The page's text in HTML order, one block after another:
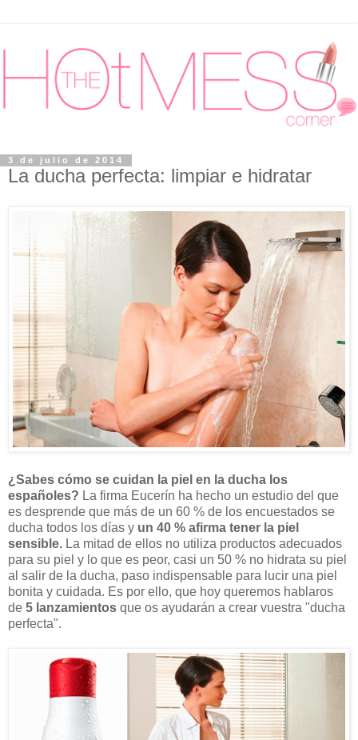
3 de julio de 2014
La ducha perfecta: limpiar e hidratar
¿Sabes cómo se cuidan la piel en la ducha los
españoles? La firma Eucerín ha hecho un estudio del que
es desprende que más de un 60 % de los encuestados se
ducha todos los días y un 40 % afirma tener la piel
sensible. La mitad de ellos no utiliza productos adecuados
para su piel y lo que es peor, casi un 50 % no hidrata su piel
al salir de la ducha, paso indispensable para lucir una piel
bonita y cuidada. Es por ello, que hoy queremos hablaros
de 5 lanzamientos que os ayudarán a crear vuestra "ducha
perfecta".